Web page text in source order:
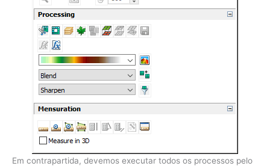
Em contrapartida, devemos executar todos os processos pelo